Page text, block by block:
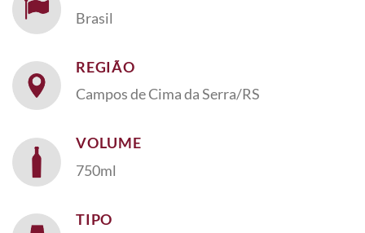
Brasil
REGIÃO
Campos de Cima da Serra/RS
VOLUME
750ml
TIPO